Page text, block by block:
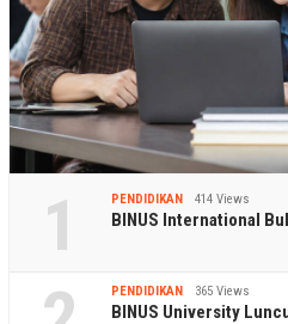
1 PENDIDIKAN 414 Views
BINUS International
PENDIDIKAN 365 Views
BINUS University